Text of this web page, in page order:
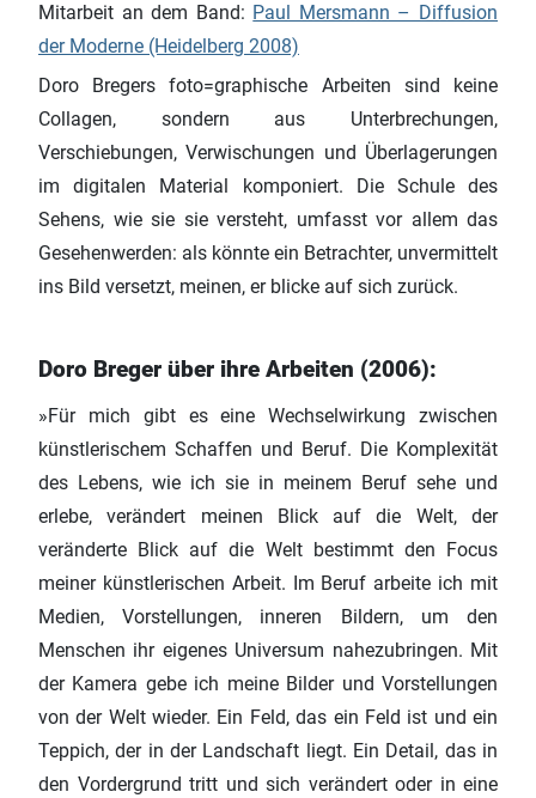
Mitarbeit an dem Band: Paul Mersmann – Diffusion
der Moderne (Heidelberg 2008)
Doro Bregers foto=graphische Arbeiten sind keine
Collagen, sondern aus Unterbrechungen,
Verschiebungen, Verwischungen und Überlagerungen
im digitalen Material komponiert. Die Schule des
Sehens, wie sie sie versteht, umfasst vor allem das
Gesehenwerden: als könnte ein Betrachter, unvermittelt
ins Bild versetzt, meinen, er blicke auf sich zurück.
Doro Breger über ihre Arbeiten (2006):
»Für mich gibt es eine Wechselwirkung zwischen
künstlerischem Schaffen und Beruf. Die Komplexität
des Lebens, wie ich sie in meinem Beruf sehe und
erlebe, verändert meinen Blick auf die Welt, der
veränderte Blick auf die Welt bestimmt den Focus
meiner künstlerischen Arbeit. Im Beruf arbeite ich mit
Medien, Vorstellungen, inneren Bildern, um den
Menschen ihr eigenes Universum nahezubringen. Mit
der Kamera gebe ich meine Bilder und Vorstellungen
von der Welt wieder. Ein Feld, das ein Feld ist und ein
Teppich, der in der Landschaft liegt. Ein Detail, das in
den Vordergrund tritt und sich verändert oder in eine